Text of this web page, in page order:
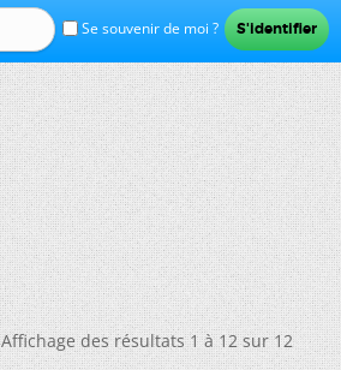
Se souvenir de moi ?
Affichage des résultats 1 à 12 sur 12